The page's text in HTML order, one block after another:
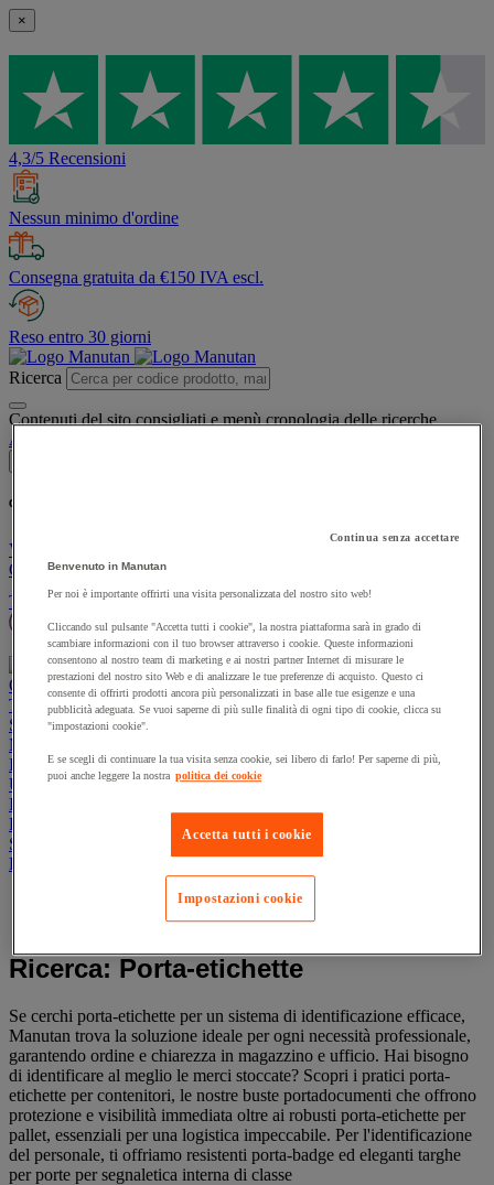
×
4,3/5 Recensioni
Nessun minimo d'ordine
Consegna gratuita da €150 IVA escl.
Reso entro 30 giorni
Ricerca
Contenuti del sito consigliati e menù cronologia delle ricerche
Account
% nuovo/i prodotto/i:
Vai al carrello
Continua
Tutti i prodotti
Offerte
Prodotti sostenibili
Manutan Expert
Prodotti in pronta consegna
Traccia il tuo ordine
Ordine rapido Contatti
Offerte Prodotti sostenibili
Manutan Expert
Traccia il tuo ordine
Ordine rapido
Contatti
Sicurezza e salute
Magazzino
Igiene
Ufficio e smart working
Imballaggio e contenitori
Forniture industriali e utensili
Spazi esterni
Ristorazione
Ricerca: Porta-etichette
Ricerca: Porta-etichette
Se cerchi porta-etichette per un sistema di identificazione efficace,
Manutan trova la soluzione ideale per ogni necessità professionale,
garantendo ordine e chiarezza in magazzino e ufficio. Hai bisogno
di identificare al meglio le merci stoccate? Scopri i pratici porta-
etichette per contenitori, le nostre buste portadocumenti che offrono
protezione e visibilità immediata oltre ai robusti porta-etichette per
pallet, essenziali per una logistica impeccabile. Per l'identificazione
del personale, ti offriamo resistenti porta-badge ed eleganti targhe
per porte per segnaletica interna di classe
Continua senza accettare
Benvenuto in Manutan
Per noi è importante offrirti una visita personalizzata del nostro sito web!
Cliccando sul pulsante "Accetta tutti i cookie", la nostra piattaforma sarà in grado di
scambiare informazioni con il tuo browser attraverso i cookie. Queste informazioni
consentono al nostro team di marketing e ai nostri partner Internet di misurare le
prestazioni del nostro sito Web e di analizzare le tue preferenze di acquisto. Questo ci
consente di offrirti prodotti ancora più personalizzati in base alle tue esigenze e una
pubblicità adeguata. Se vuoi saperne di più sulle finalità di ogni tipo di cookie, clicca su
"impostazioni cookie".
E se scegli di continuare la tua visita senza cookie, sei libero di farlo! Per saperne di più,
puoi anche leggere la nostra politica dei cookie
Accetta tutti i cookie
Impostazioni cookie